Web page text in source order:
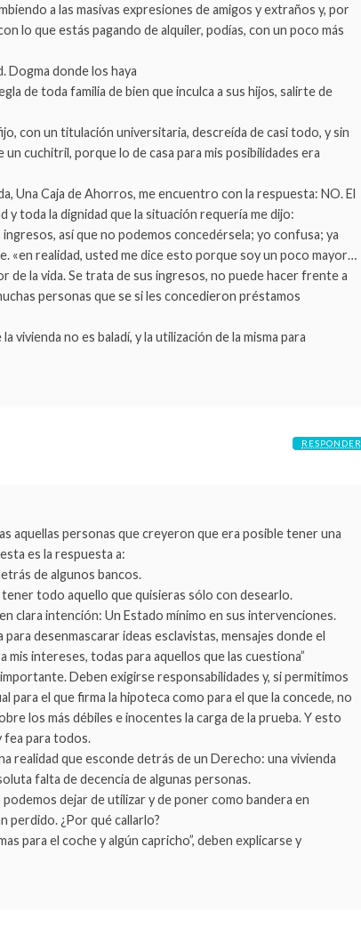
a las masivas expresiones de amigos y extraños y, por
lo que estás pagando de alquiler, podías, con un poco más
Dogma donde los haya
de toda familia de bien que inculca a sus hijos, salirte de
con un titulación universitaria, descreída de casi todo, y sin
cuchitril, porque lo de casa para mis posibilidades era
Una Caja de Ahorros, me encuentro con la respuesta: NO. El
toda la dignidad que la situación requería me dijo:
así que no podemos concedérsela; yo confusa; ya
«en realidad, usted me dice esto porque soy un poco mayor…
de la vida. Se trata de sus ingresos, no puede hacer frente a
personas que se si les concedieron préstamos
vivienda no es baladí, y la utilización de la misma para
aquellas personas que creyeron que era posible tener una
es la respuesta a:
de algunos bancos.
tener todo aquello que quisieras sólo con desearlo.
clara intención: Un Estado mínimo en sus intervenciones.
desenmascarar ideas esclavistas, mensajes donde el
intereses, todas para aquellos que las cuestiona”
Deben exigirse responsabilidades y, si permitimos
para el que firma la hipoteca como para el que la concede, no
los más débiles e inocentes la carga de la prueba. Y esto
fea para todos.
realidad que esconde detrás de un Derecho: una vivienda
falta de decencia de algunas personas.
dejar de utilizar y de poner como bandera en
perdido. ¿Por qué callarlo?
para el coche y algún capricho”, deben explicarse y
RESPONDER